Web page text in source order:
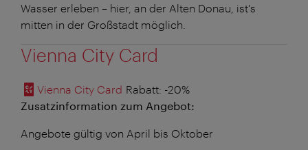
Wasser erleben – hier, an der Alten Donau, ist's
mitten in der Großstadt möglich.
Vienna City Card
Vienna City Card Rabatt: -20%
Zusatzinformation zum Angebot:
Angebote gültig von April bis Oktober